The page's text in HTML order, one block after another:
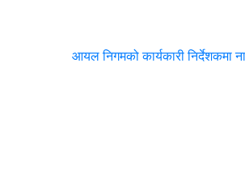
आयल निगमको कार्यकारी निर्देशकमा